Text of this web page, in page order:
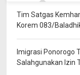
Tim Satgas
Korem 083/
Imigrasi Ponorogo
Salahgunakan Izin